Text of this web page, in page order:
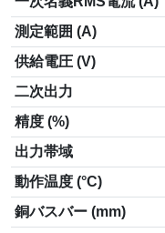
測定範囲 (A)
供給電圧 (V)
二次出力
精度 (%)
出力帯域
動作温度 (°C)
銅バスバー (mm)